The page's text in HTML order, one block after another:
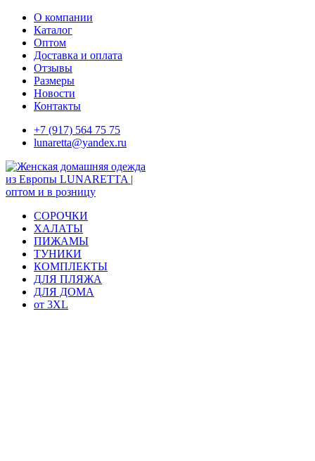
Skip
content
О компании
Каталог
Оптом
Доставка и оплата
Отзывы
Размеры
Новости
Контакты
+7 (917) 564 75 75
lunaretta@yandex.ru
СОРОЧКИ
ХАЛАТЫ
ПИЖАМЫ
ТУНИКИ
КОМПЛЕКТЫ
ДЛЯ ПЛЯЖА
ДЛЯ ДОМА
от 3XL